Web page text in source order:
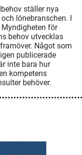
ställer nya
lönebranschen. I
för
behov utvecklas
Något som
publicerade
inte bara hur
kompetens
behöver.